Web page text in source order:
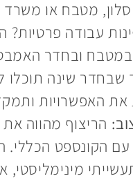
מטבח או משרד
עבודה
ובחדר
שבחדר שינה
האפשרויות
הריצוף מהווה
הקונספט הכללי.